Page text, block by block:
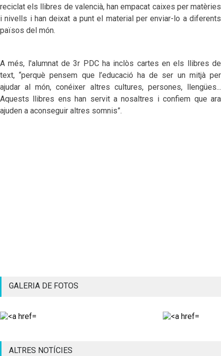
reciclat els llibres de valencià, han empacat caixes per matèries
i nivells i han deixat a punt el material per enviar-lo a diferents
països del món.
A més, l'alumnat de 3r PDC ha inclòs cartes en els llibres de
text, “perquè pensem que l’educació ha de ser un mitjà per
ajudar al món, conéixer altres cultures, persones, llengües...
Aquests llibres ens han servit a nosaltres i confiem que ara
ajuden a aconseguir altres somnis”.
GALERIA DE FOTOS
ALTRES NOTÍCIES